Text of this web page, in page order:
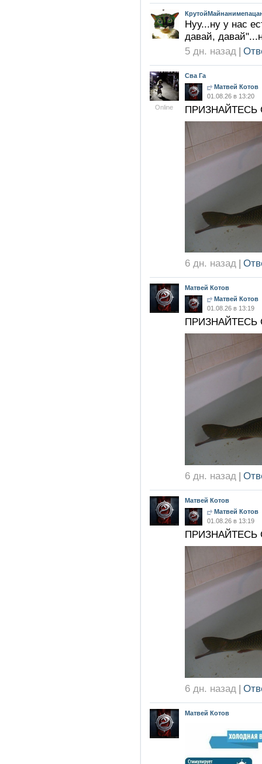
Нуу...ну у нас
давай,
5 дн. назад |
Online
Сва Га
Матвей Котов
01.08.26 в 13:20
6 дн. назад |
Матвей Котов
Матвей Котов
01.08.26 в 13:19
6 дн. назад |
Матвей Котов
Матвей Котов
01.08.26 в 13:19
6 дн. назад |
Матвей Котов